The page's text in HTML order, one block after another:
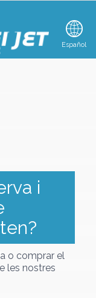
Català Español
i
o comprar el
les nostres